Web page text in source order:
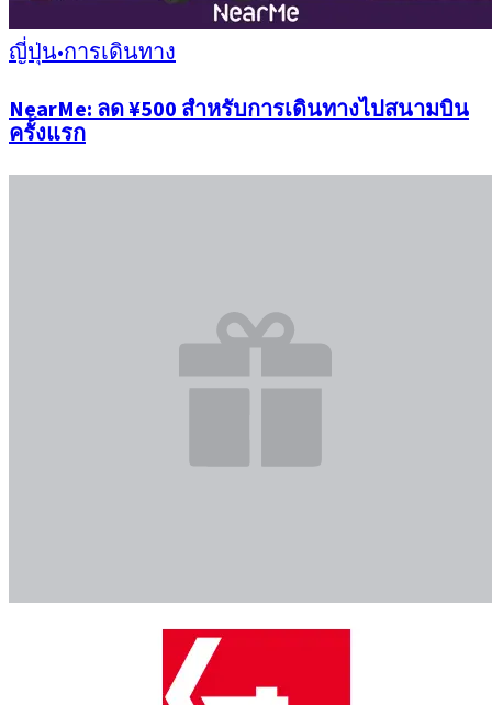
ญี่ปุ่น•การเดินทาง
NearMe: ลด ¥500 สำหรับการเดินทางไปสนามบิน
ครั้งแรก